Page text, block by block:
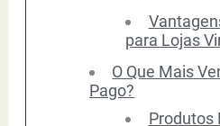
para Lojas
O Que Mais
Pago?
Produtos